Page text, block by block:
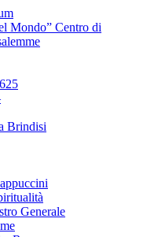
Mondo” Centro di
Brindisi
Generale